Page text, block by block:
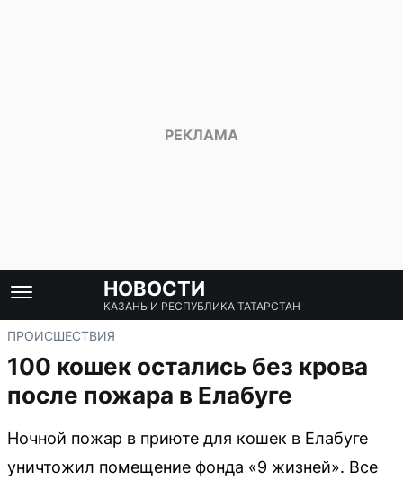
НОВОСТИ
КАЗАНЬ И РЕСПУБЛИКА ТАТАРСТАН
ПРОИСШЕСТВИЯ
100 кошек остались без крова
после пожара в Елабуге
Ночной пожар в приюте для кошек в Елабуге
уничтожил помещение фонда «9 жизней». Все